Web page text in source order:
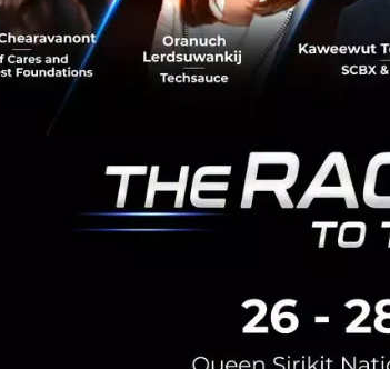
นายชาญศิลป์ ตรีนุชกร ประธานเจ้
โดยหลังจากผ่ านการขับเคี่ยวอย่างเข้มข้
นจา
โครงการ จนทำให้ได้ 3 ทูตแห่งเทคโนโลยีดิจิทั
พนักงานวิเคราะห์และวางแผน ฝ่ายบริหารบริ
แข่งขันประเภท“Developing Digital Mindset
และเทคโนโลยีให้เกิดประโยชน์สู งสุด